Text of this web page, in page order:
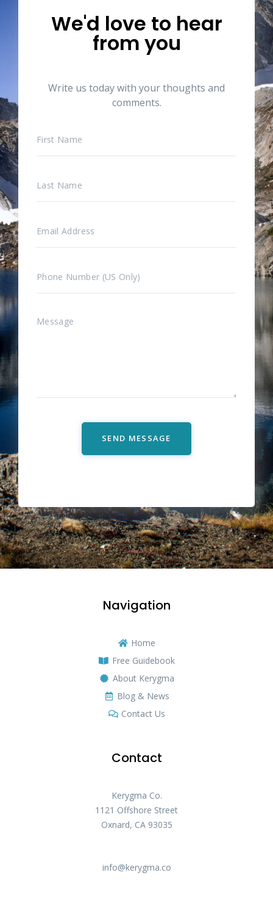
We'd love to hear
from you
Write us today with your thoughts and
comments.
SEND MESSAGE
Navigation
Home
Free Guidebook
About Kerygma
Blog & News
Contact Us
Contact
Kerygma Co.
1121 Offshore Street
Oxnard, CA 93035
info@kerygma.co